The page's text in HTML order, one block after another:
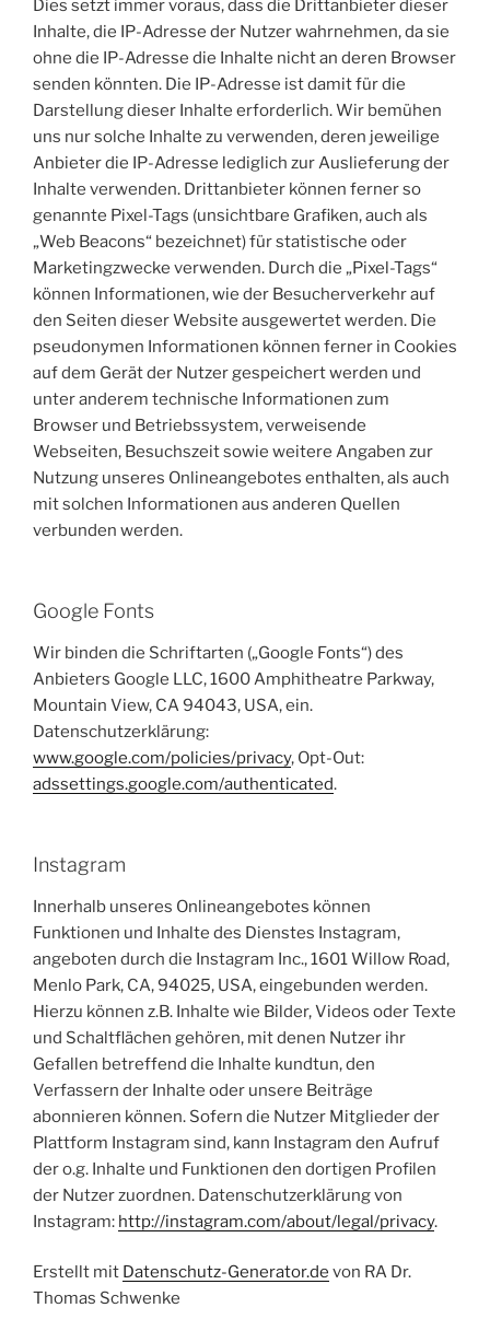
Dies setzt immer voraus, dass die Drittanbieter dieser
Inhalte, die IP-Adresse der Nutzer wahrnehmen, da sie
ohne die IP-Adresse die Inhalte nicht an deren Browser
senden könnten. Die IP-Adresse ist damit für die
Darstellung dieser Inhalte erforderlich. Wir bemühen
uns nur solche Inhalte zu verwenden, deren jeweilige
Anbieter die IP-Adresse lediglich zur Auslieferung der
Inhalte verwenden. Drittanbieter können ferner so
genannte Pixel-Tags (unsichtbare Grafiken, auch als
„Web Beacons“ bezeichnet) für statistische oder
Marketingzwecke verwenden. Durch die „Pixel-Tags“
können Informationen, wie der Besucherverkehr auf
den Seiten dieser Website ausgewertet werden. Die
pseudonymen Informationen können ferner in Cookies
auf dem Gerät der Nutzer gespeichert werden und
unter anderem technische Informationen zum
Browser und Betriebssystem, verweisende
Webseiten, Besuchszeit sowie weitere Angaben zur
Nutzung unseres Onlineangebotes enthalten, als auch
mit solchen Informationen aus anderen Quellen
verbunden werden.
Google Fonts
Wir binden die Schriftarten („Google Fonts“) des
Anbieters Google LLC, 1600 Amphitheatre Parkway,
Mountain View, CA 94043, USA, ein.
Datenschutzerklärung:
www.google.com/policies/privacy, Opt-Out:
adssettings.google.com/authenticated.
Instagram
Innerhalb unseres Onlineangebotes können
Funktionen und Inhalte des Dienstes Instagram,
angeboten durch die Instagram Inc., 1601 Willow Road,
Menlo Park, CA, 94025, USA, eingebunden werden.
Hierzu können z.B. Inhalte wie Bilder, Videos oder Texte
und Schaltflächen gehören, mit denen Nutzer ihr
Gefallen betreffend die Inhalte kundtun, den
Verfassern der Inhalte oder unsere Beiträge
abonnieren können. Sofern die Nutzer Mitglieder der
Plattform Instagram sind, kann Instagram den Aufruf
der o.g. Inhalte und Funktionen den dortigen Profilen
der Nutzer zuordnen. Datenschutzerklärung von
Instagram: http://instagram.com/about/legal/privacy.
Erstellt mit Datenschutz-Generator.de von RA Dr.
Thomas Schwenke